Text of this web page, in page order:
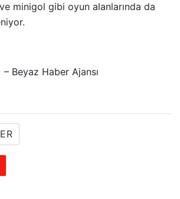
minigol gibi oyun alanlarında da
Beyaz Haber Ajansı